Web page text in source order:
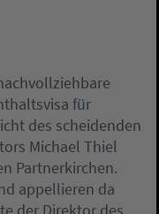
für
des scheidenden
Michael Thiel
Partnerkirchen.
appellieren da